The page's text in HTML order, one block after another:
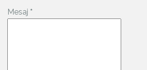
Mesaj *